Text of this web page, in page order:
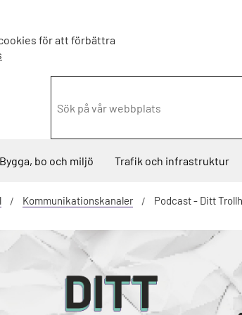
för att förbättra
Bygga, bo och miljö Trafik och infrastruktur
Kommunikationskanaler Podcast - Ditt